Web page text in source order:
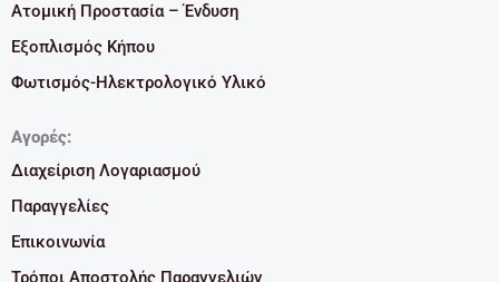
Ατομική Προστασία – Ένδυση
Εξοπλισμός Κήπου
Φωτισμός-Ηλεκτρολογικό Υλικό
Αγορές:
Διαχείριση Λογαριασμού
Παραγγελίες
Επικοινωνία
Τρόποι Αποστολής Παραγγελιών